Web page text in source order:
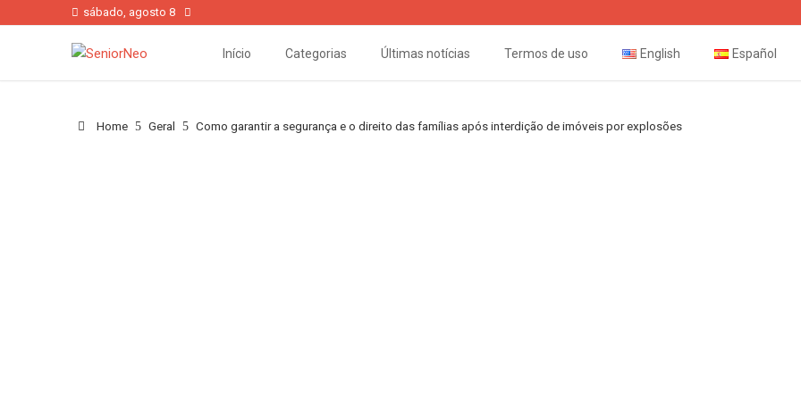
sábado, agosto 8
Início Categorias Últimas notícias Termos de uso English Español
Home Geral Como garantir a segurança e o direito das famílias após interdição de imóveis por explosões